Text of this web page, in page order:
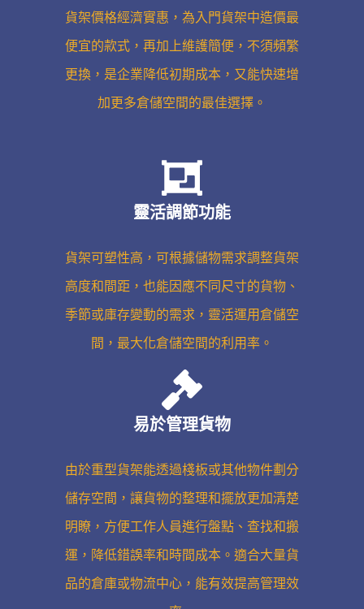
貨架價格經濟實惠，為入門貨架中造價最
便宜的款式，再加上維護簡便，不須頻繁
更換，是企業降低初期成本，又能快速增
加更多倉儲空間的最佳選擇。
靈活調節功能
貨架可塑性高，可根據儲物需求調整貨架
高度和間距，也能因應不同尺寸的貨物、
季節或庫存變動的需求，靈活運用倉儲空
間，最大化倉儲空間的利用率。
易於管理貨物
由於重型貨架能透過棧板或其他物件劃分
儲存空間，讓貨物的整理和擺放更加清楚
明瞭，方便工作人員進行盤點、查找和搬
運，降低錯誤率和時間成本。適合大量貨
品的倉庫或物流中心，能有效提高管理效